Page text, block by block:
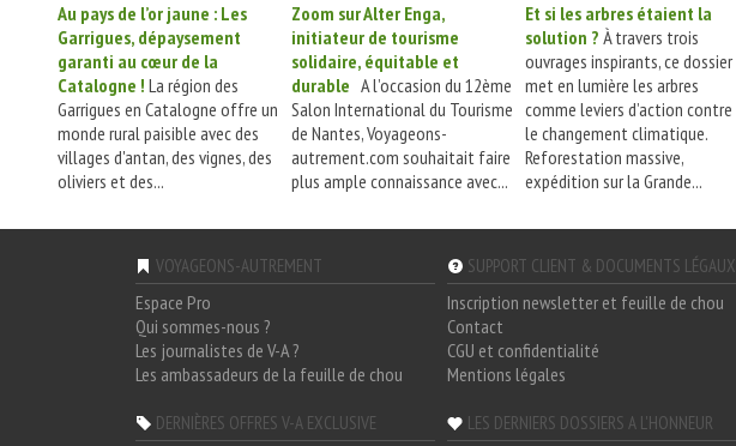
Au pays de l’or jaune : Les
Garrigues, dépaysement
garanti au cœur de la
Catalogne ! La région des
Garrigues en Catalogne offre un
monde rural paisible avec des
villages d'antan, des vignes, des
oliviers et des...
Zoom sur Alter Enga,
initiateur de tourisme
solidaire, équitable et
durable A l’occasion du 12ème
Salon International du Tourisme
de Nantes, Voyageons-
autrement.com souhaitait faire
plus ample connaissance avec...
Et si les arbres étaient la
solution ? À travers trois
ouvrages inspirants, ce dossier
met en lumière les arbres
comme leviers d’action contre
le changement climatique.
Reforestation massive,
expédition sur la Grande...
VOYAGEONS-AUTREMENT
Espace Pro
Qui sommes-nous ?
Les journalistes de V-A ?
Les ambassadeurs de la feuille de chou
SUPPORT CLIENT & DOCUMENTS LÉGAUX
Inscription newsletter et feuille de chou
Contact
CGU et confidentialité
Mentions légales
DERNIÈRES OFFRES V-A EXCLUSIVE LES DERNIERS DOSSIERS A L'HONNEUR